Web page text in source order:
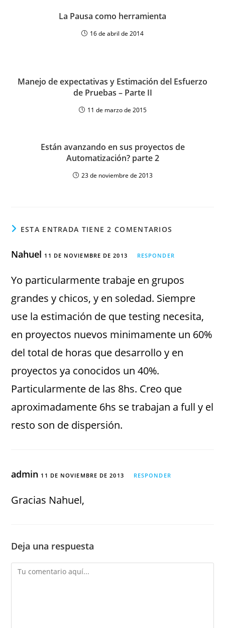
La Pausa como herramienta
16 de abril de 2014
Manejo de expectativas y Estimación del Esfuerzo
de Pruebas – Parte II
11 de marzo de 2015
Están avanzando en sus proyectos de
Automatización? parte 2
23 de noviembre de 2013
ESTA ENTRADA TIENE 2 COMENTARIOS
Nahuel 11 DE NOVIEMBRE DE 2013 RESPONDER
Yo particularmente trabaje en grupos
grandes y chicos, y en soledad. Siempre
use la estimación de que testing necesita,
en proyectos nuevos minimamente un 60%
del total de horas que desarrollo y en
proyectos ya conocidos un 40%.
Particularmente de las 8hs. Creo que
aproximadamente 6hs se trabajan a full y el
resto son de dispersión.
admin 11 DE NOVIEMBRE DE 2013 RESPONDER
Gracias Nahuel,
Deja una respuesta